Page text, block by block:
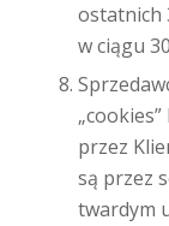
ostatnich
w ciągu
przez
są przez
twardym